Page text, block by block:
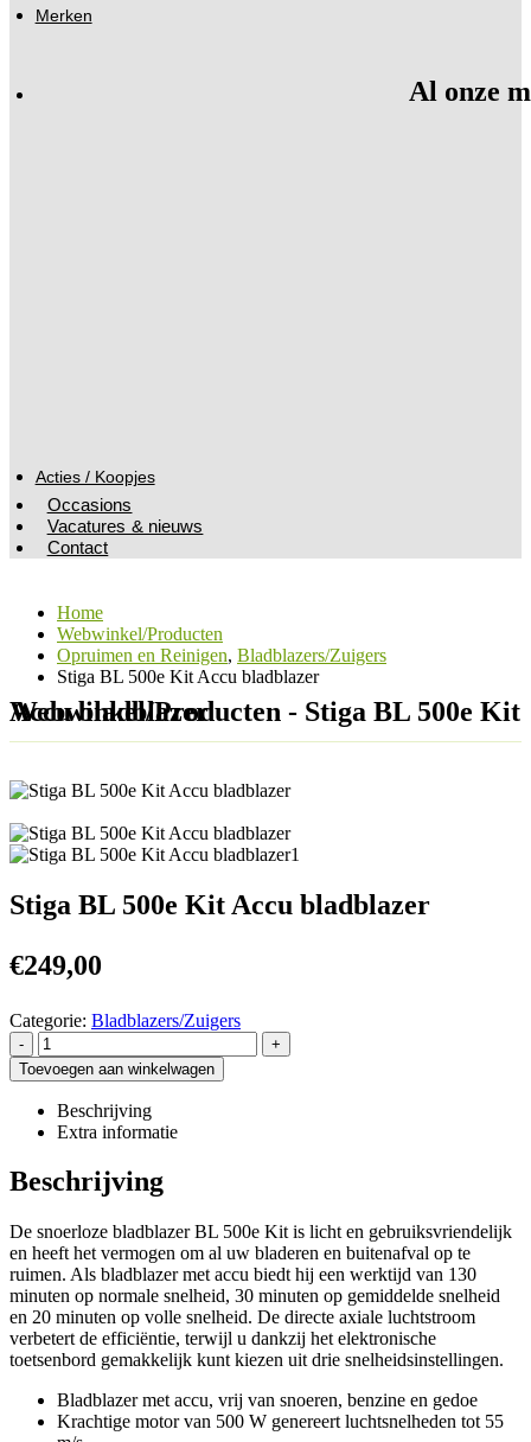
Merken
Al onze
Acties / Koopjes
Occasions
Vacatures & nieuws
Contact
Home
Webwinkel/Producten
Opruimen en Reinigen, Bladblazers/Zuigers
Stiga BL 500e Kit Accu bladblazer
Webwinkel/Producten - Stiga BL 500e Kit Accu bladblazer
Stiga BL 500e Kit Accu bladblazer
€249,00
Categorie: Bladblazers/Zuigers
-
+
Toevoegen aan winkelwagen
Beschrijving
Extra informatie
Beschrijving
De snoerloze bladblazer BL 500e Kit is licht en gebruiksvriendelijk
en heeft het vermogen om al uw bladeren en buitenafval op te
ruimen. Als bladblazer met accu biedt hij een werktijd van 130
minuten op normale snelheid, 30 minuten op gemiddelde snelheid
en 20 minuten op volle snelheid. De directe axiale luchtstroom
verbetert de efficiëntie, terwijl u dankzij het elektronische
toetsenbord gemakkelijk kunt kiezen uit drie snelheidsinstellingen.
Bladblazer met accu, vrij van snoeren, benzine en gedoe
Krachtige motor van 500 W genereert luchtsnelheden tot 55